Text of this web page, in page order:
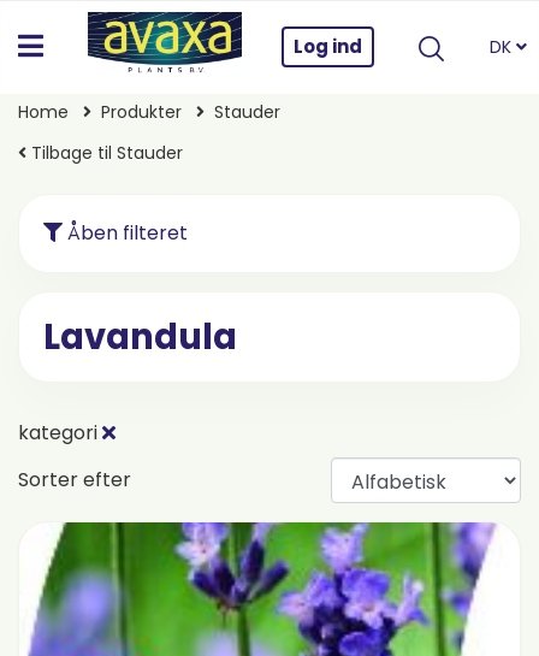
Log ind DK
Home Produkter
Stauder
Tilbage til Stauder
Åben filteret
Lavandula
kategori
Sorter efter